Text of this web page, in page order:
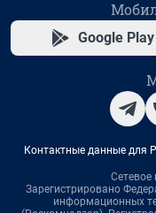
Google Play
Контактные данные для
Сетевое
Зарегистрировано
информационных